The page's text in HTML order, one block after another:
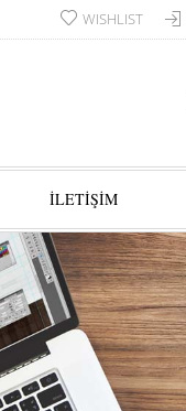
WISHLIST
İLETİŞİM